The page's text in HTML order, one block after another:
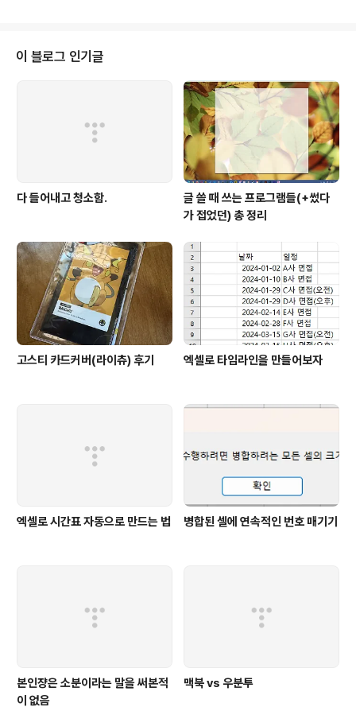
게 생긴 이불 파는 곳 제보 받습니다. 여름에 시원한 소재면 더 좋음.
이 블로그 인기글
다 들어내고 청소함.
글 쓸 때 쓰는 프로그램들(+썼다
가 접었던) 총 정리
고스티 카드커버(라이츄) 후기 엑셀로 타임라인을 만들어보자
엑셀로 시간표 자동으로 만드는 법 병합된 셀에 연속적인 번호 매기기
본인쟝은 소분이라는 말을 써본적
이 없음
맥북 vs 우분투